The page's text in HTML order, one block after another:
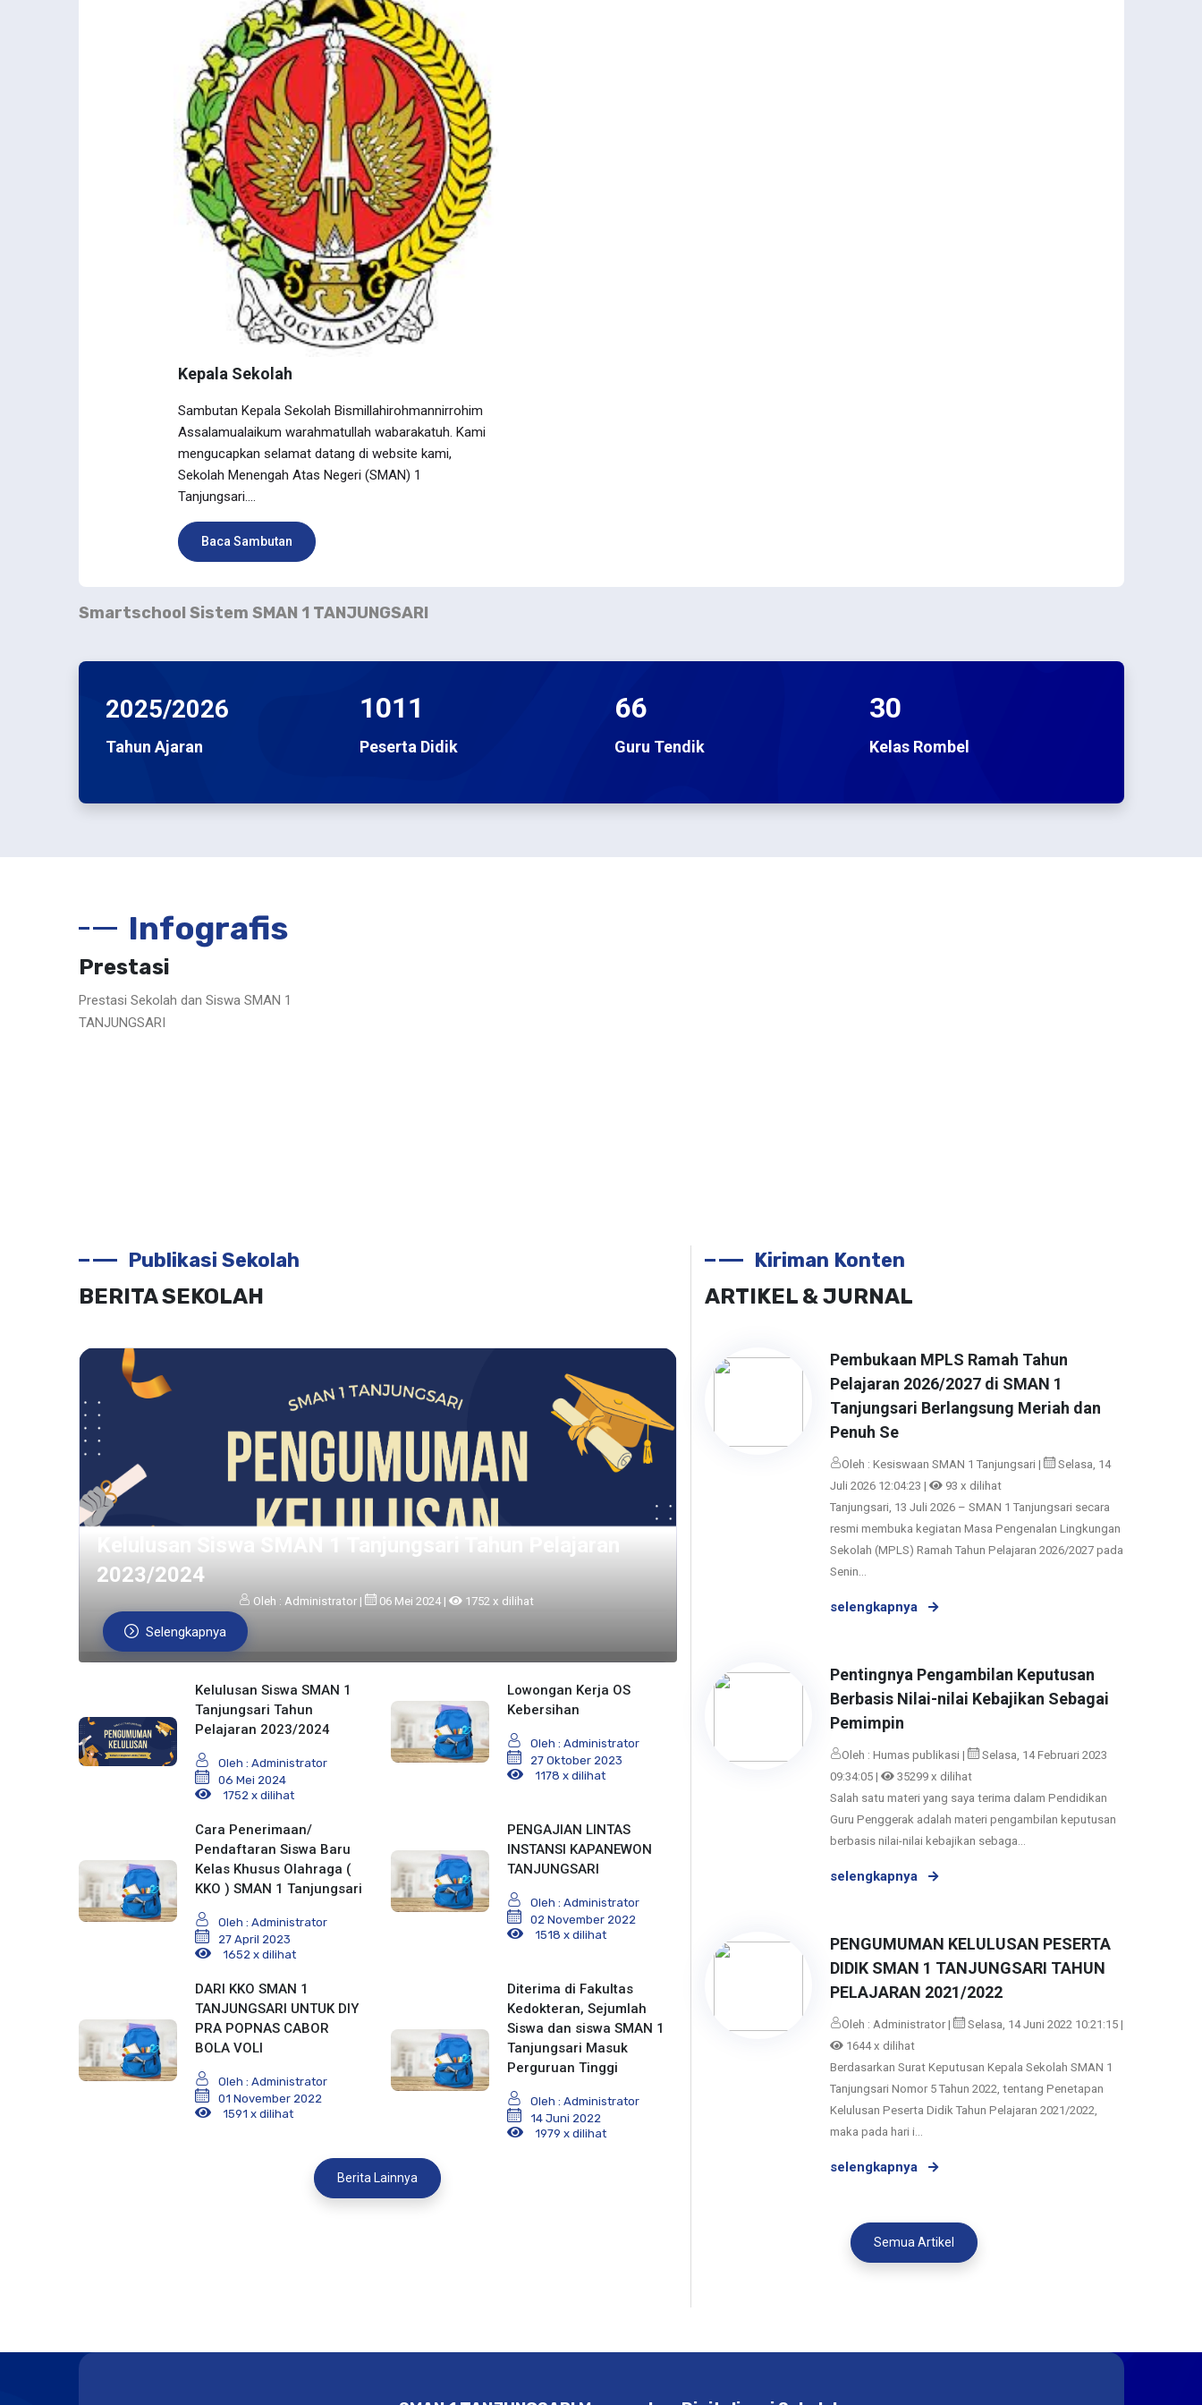
Kepala Sekolah
Sambutan Kepala Sekolah Bismillahirohmannirrohim
Assalamualaikum warahmatullah wabarakatuh. Kami
mengucapkan selamat datang di website kami,
Sekolah Menengah Atas Negeri (SMAN) 1
Tanjungsari....
Baca Sambutan
Smartschool Sistem SMAN 1 TANJUNGSARI
2025/2026
Tahun Ajaran
1011
Peserta Didik
66
Guru Tendik
30
Kelas Rombel
Infografis
Prestasi
Prestasi Sekolah dan Siswa SMAN 1
TANJUNGSARI
Publikasi Sekolah
BERITA SEKOLAH
test
Oleh : Administrator | 25 Juli 2025 | 623 x dilihat
Selengkapnya
Kelulusan Siswa SMAN 1
Tanjungsari Tahun
Pelajaran 2023/2024
Oleh : Administrator
06 Mei 2024
1752 x dilihat
Lowongan Kerja OS
Kebersihan
Oleh : Administrator
27 Oktober 2023
1178 x dilihat
Cara Penerimaan/
Pendaftaran Siswa Baru
Kelas Khusus Olahraga (
KKO ) SMAN 1 Tanjungsari
Oleh : Administrator
27 April 2023
1652 x dilihat
PENGAJIAN LINTAS
INSTANSI KAPANEWON
TANJUNGSARI
Oleh : Administrator
02 November 2022
1518 x dilihat
DARI KKO SMAN 1
TANJUNGSARI UNTUK DIY
PRA POPNAS CABOR
BOLA VOLI
Oleh : Administrator
01 November 2022
1591 x dilihat
Diterima di Fakultas
Kedokteran, Sejumlah
Siswa dan siswa SMAN 1
Tanjungsari Masuk
Perguruan Tinggi
Oleh : Administrator
14 Juni 2022
1979 x dilihat
Berita Lainnya
Kiriman Konten
ARTIKEL & JURNAL
Pembukaan MPLS Ramah Tahun
Pelajaran 2026/2027 di SMAN 1
Tanjungsari Berlangsung Meriah dan
Penuh Se
Oleh : Kesiswaan SMAN 1 Tanjungsari |
Selasa, 14
Juli 2026 12:04:23 |
93 x dilihat
Tanjungsari, 13 Juli 2026 – SMAN 1 Tanjungsari secara
resmi membuka kegiatan Masa Pengenalan Lingkungan
Sekolah (MPLS) Ramah Tahun Pelajaran 2026/2027 pada
Senin...
selengkapnya
Pentingnya Pengambilan Keputusan
Berbasis Nilai-nilai Kebajikan Sebagai
Pemimpin
Oleh : Humas publikasi |
Selasa, 14 Februari 2023
09:34:05 |
35299 x dilihat
Salah satu materi yang saya terima dalam Pendidikan
Guru Penggerak adalah materi pengambilan keputusan
berbasis nilai-nilai kebajikan sebaga...
selengkapnya
PENGUMUMAN KELULUSAN PESERTA
DIDIK SMAN 1 TANJUNGSARI TAHUN
PELAJARAN 2021/2022
Oleh : Administrator |
Selasa, 14 Juni 2022 10:21:15 |
1644 x dilihat
Berdasarkan Surat Keputusan Kepala Sekolah SMAN 1
Tanjungsari Nomor 5 Tahun 2022, tentang Penetapan
Kelulusan Peserta Didik Tahun Pelajaran 2021/2022,
maka pada hari i...
selengkapnya
Semua Artikel